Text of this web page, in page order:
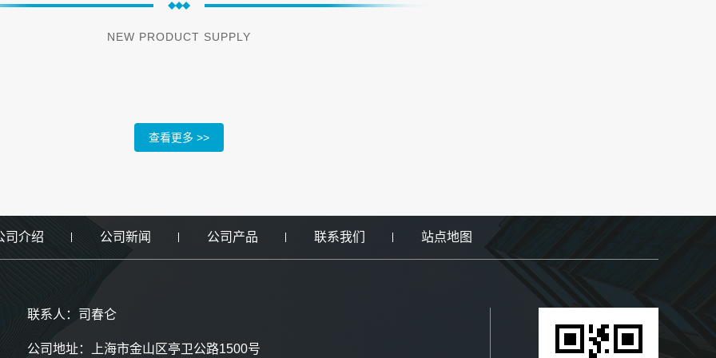
NEW PRODUCT SUPPLY
查看更多 >>
司介绍 公司新闻 公司产品 联系我们 站点地图
联系人：司春仑
公司地址：上海市金山区亭卫公路1500号